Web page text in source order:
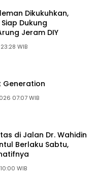
Dikukuhkan,
Dukung
Jeram DIY
WIB
Generation
07:07 WIB
di Jalan Dr. Wahidin
Berlaku Sabtu,
WIB